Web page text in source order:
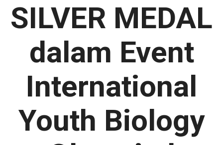
SILVER MEDAL
dalam Event
International
Youth Biology